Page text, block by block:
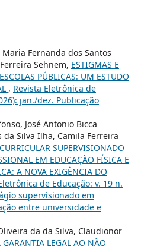
Fernanda dos Santos
Sehnem, ESTIGMAS E
PÚBLICAS: UM ESTUDO
, Revista Eletrônica de
jan./dez. Publicação
José Antonio Bicca
da Silva Ilha, Camila Ferreira
SUPERVISIONADO
EM EDUCAÇÃO FÍSICA E
A NOVA EXIGÊNCIA DO
de Educação: v. 19 n.
supervisionado em
entre universidade e
da da Silva, Claudionor
GARANTIA LEGAL AO NÃO